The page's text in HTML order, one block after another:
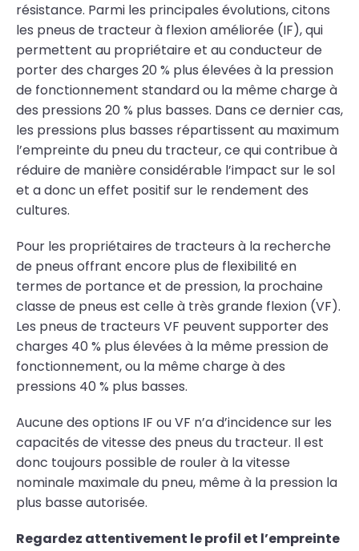
résistance. Parmi les principales évolutions, citons
les pneus de tracteur à flexion améliorée (IF), qui
permettent au propriétaire et au conducteur de
porter des charges 20 % plus élevées à la pression
de fonctionnement standard ou la même charge à
des pressions 20 % plus basses. Dans ce dernier cas,
les pressions plus basses répartissent au maximum
l’empreinte du pneu du tracteur, ce qui contribue à
réduire de manière considérable l’impact sur le sol
et a donc un effet positif sur le rendement des
cultures.
Pour les propriétaires de tracteurs à la recherche
de pneus offrant encore plus de flexibilité en
termes de portance et de pression, la prochaine
classe de pneus est celle à très grande flexion (VF).
Les pneus de tracteurs VF peuvent supporter des
charges 40 % plus élevées à la même pression de
fonctionnement, ou la même charge à des
pressions 40 % plus basses.
Aucune des options IF ou VF n’a d’incidence sur les
capacités de vitesse des pneus du tracteur. Il est
donc toujours possible de rouler à la vitesse
nominale maximale du pneu, même à la pression la
plus basse autorisée.
Regardez attentivement le profil et l’empreinte